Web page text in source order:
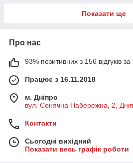
Показати ще
Про нас
93% позитивних з 156 відгуків за
Працює з 16.11.2018
м. Дніпро
вул. Сонячна Набережна, 2,
Контакти
Сьогодні вихідний
Показати весь графік роботи